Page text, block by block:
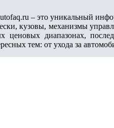
– это уникальный
кузовы, механизмы
ценовых диапазонах,
тем: от ухода за